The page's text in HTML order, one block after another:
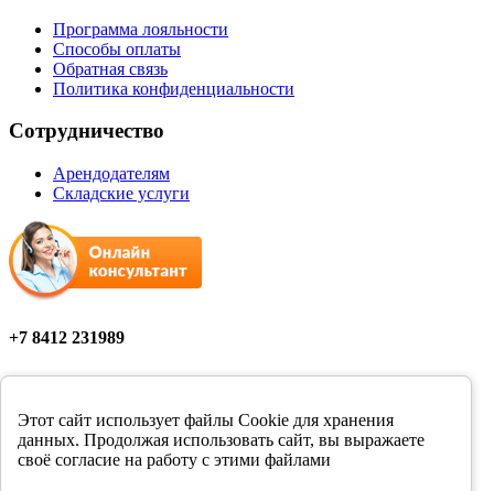
Этот сайт использует файлы Cookie для хранения
данных. Продолжая использовать сайт, вы выражаете
своё согласие на работу с этими файлами
Программа лояльности
Способы оплаты
Обратная связь
Политика конфиденциальности
Сотрудничество
Арендодателям
Складские услуги
+7 8412 231989
Мы в соцсетях